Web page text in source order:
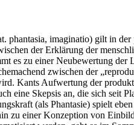
phantasia, imaginatio) gilt in
der Erklärung der
es zu einer Neubewertung
zwischen der
Kants Aufwertung der
eine Skepsis an, die sich seit
(als Phantasie) spielt
zu einer Konzeption von